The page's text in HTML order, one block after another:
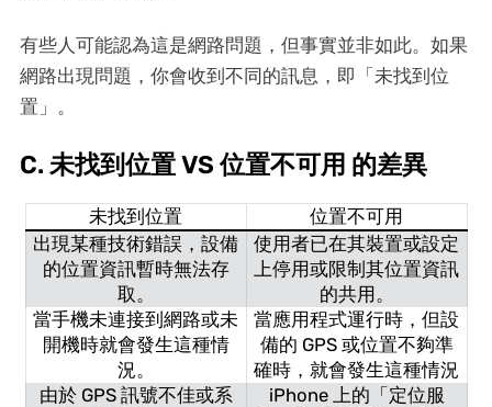
有些人可能認為這是網路問題，但事實並非如此。如果
網路出現問題，你會收到不同的訊息，即「未找到位
置」。
C. 未找到位置 VS 位置不可用 的差異
未找到位置
位置不可用
出現某種技術錯誤，設備
的位置資訊暫時無法存
取。
使用者已在其裝置或設定
上停用或限制其位置資訊
的共用。
當手機未連接到網路或未
開機時就會發生這種情
況。
當應用程式運行時，但設
備的 GPS 或位置不夠準
確時，就會發生這種情況
由於 GPS 訊號不佳或系
iPhone 上的「定位服